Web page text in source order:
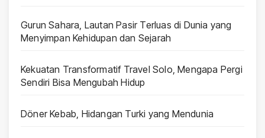
Gurun Sahara, Lautan Pasir Terluas di Dunia yang
Menyimpan Kehidupan dan Sejarah
Kekuatan Transformatif Travel Solo, Mengapa Pergi
Sendiri Bisa Mengubah Hidup
Döner Kebab, Hidangan Turki yang Mendunia